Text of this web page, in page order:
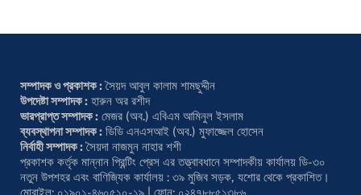
সম্পাদক ও প্রকাশক :সৈয়দ আবুল কালাম শামছুদ্দীন
উপদেষ্টা সম্পাদক : হারুন অর রশীদ
ভারপ্রাপ্ত সম্পাদক : মেজর (অব.) এবিএম আমিনুল ইসলাম
ব্যবস্থাপনা সম্পাদক : ডিডি এনএসআই (অব.) মুফাজ্জেল হোসেন
নির্বাহী সম্পাদক :সৈয়দা নাজমুন নাহার শশী
প্রকাশক কর্তৃক মান্নান প্রিন্টিং প্রেস এর তত্ত্বাবধানে সম্পাদকীয় কার্যালয় ডি-৩০
নতুন উপশহর এবং বাণিজ্যিক কার্যালয় : ৩৯ মুজিব সড়ক, যশোর থেকে প্রকাশিত।
মোবাইল: ০১৯০১-৪৬০৫১০-১৯ | ফোন: ০২৪৭৮৮৫১৩৮৬